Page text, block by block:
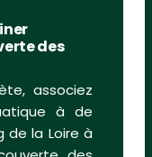
des
associez
à de
de la Loire à